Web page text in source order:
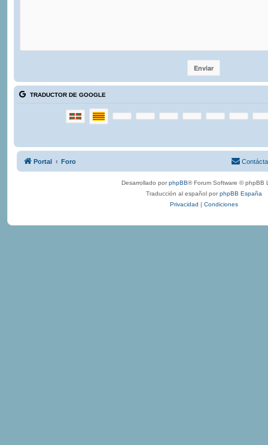
TRADUCTOR DE GOOGLE
Portal Foro
Desarrollado porphpBB® Forum Software © phpBB
Traducción al español porphpBB España
Privacidad | Condiciones